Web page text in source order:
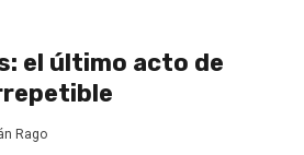
el último acto de
Rago